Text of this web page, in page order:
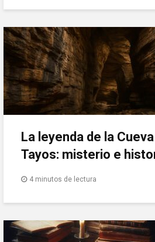
La leyenda de la
Tayos: misterio e
4 minutos de lectura